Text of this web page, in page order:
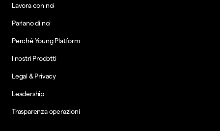
Lavora con noi
Parlano di noi
Perché Young Platform
I nostri Prodotti
Legal & Privacy
Leadership
Trasparenza operazioni